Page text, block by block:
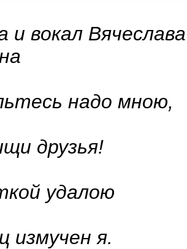
и вокал
надо мною,
друзья!
удалою
измучен я.